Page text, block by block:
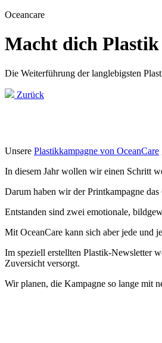
Oceancare
Macht dich
Die Weiterführung der langlebigsten
Zurück
Unsere Plastikkampagne von OceanCare
In diesem Jahr wollen wir einen Schritt
Darum haben wir der Printkampagne
Entstanden sind zwei emotionale,
Mit OceanCare kann sich aber jede und
Im speziell erstellten Plastik-Newsletter
Zuversicht versorgt.
Wir planen, die Kampagne so lange mit